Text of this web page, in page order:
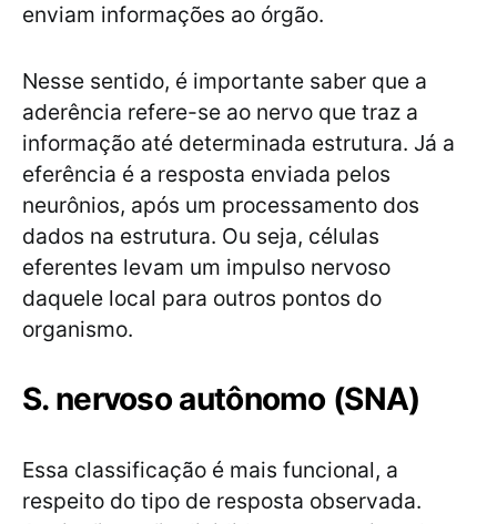
enviam informações ao órgão.
Nesse sentido, é importante saber que a
aderência refere-se ao nervo que traz a
informação até determinada estrutura. Já a
eferência é a resposta enviada pelos
neurônios, após um processamento dos
dados na estrutura. Ou seja, células
eferentes levam um impulso nervoso
daquele local para outros pontos do
organismo.
S. nervoso autônomo (SNA)
Essa classificação é mais funcional, a
respeito do tipo de resposta observada.